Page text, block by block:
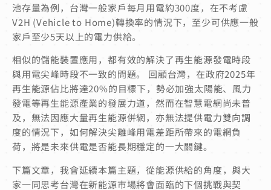
池存量為例，台灣一般家戶每月用電約300度，在不考慮
V2H (Vehicle to Home)轉換率的情況下，至少可供應一般
家戶至少5天以上的電力供給。
相似的儲能裝置應用，都有效的解決了再生能源發電時段
與用電尖峰時段不一致的問題。 回顧台灣，在政府2025年
再生能源佔比將達20%的目標下，勢必加強太陽能、風力
發電等再生能源產業的發展力道，然而在智慧電網尚未普
及，無法因應大量再生能源併網，亦無法提供電力雙向調
度的情況下，如何解決尖離峰用電差距所帶來的電網負
荷，將是未來供電是否能長期穩定的一大關鍵。
下篇文章，我會延續本篇主題，從能源供給的角度，與大
家一同思考台灣在新能源市場將會面臨的下個挑戰與契